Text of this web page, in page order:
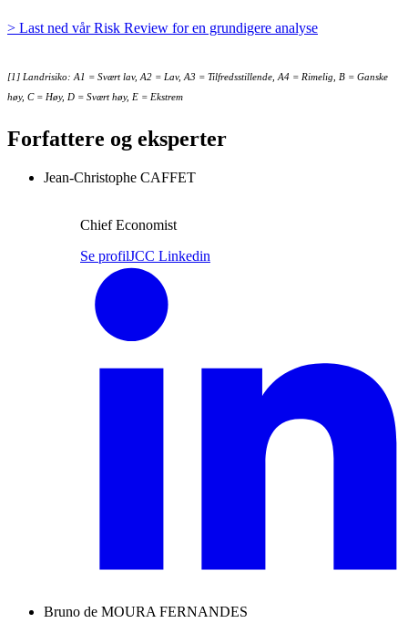
> Last ned vår Risk Review for en grundigere analyse
[1] Landrisiko: A1 = Svært lav, A2 = Lav, A3 = Tilfredsstillende, A4 = Rimelig, B = Ganske
høy, C = Høy, D = Svært høy, E = Ekstrem
Forfattere og eksperter
Jean-Christophe CAFFET
Chief Economist
Se profilJCC Linkedin
Bruno de MOURA FERNANDES